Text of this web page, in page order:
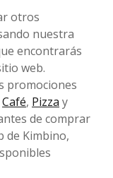
otros
nuestra
encontrarás
web.
promociones
Café, Pizza y
de comprar
de Kimbino,